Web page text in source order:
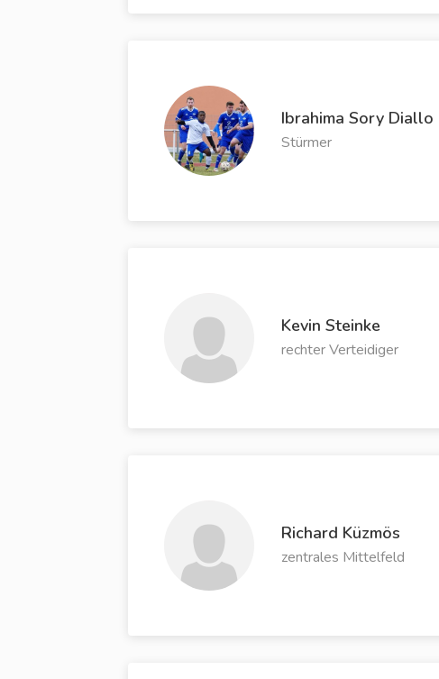
Ibrahima Sory Diallo
Stürmer
Kevin Steinke
rechter Verteidiger
Richard Küzmös
zentrales Mittelfeld